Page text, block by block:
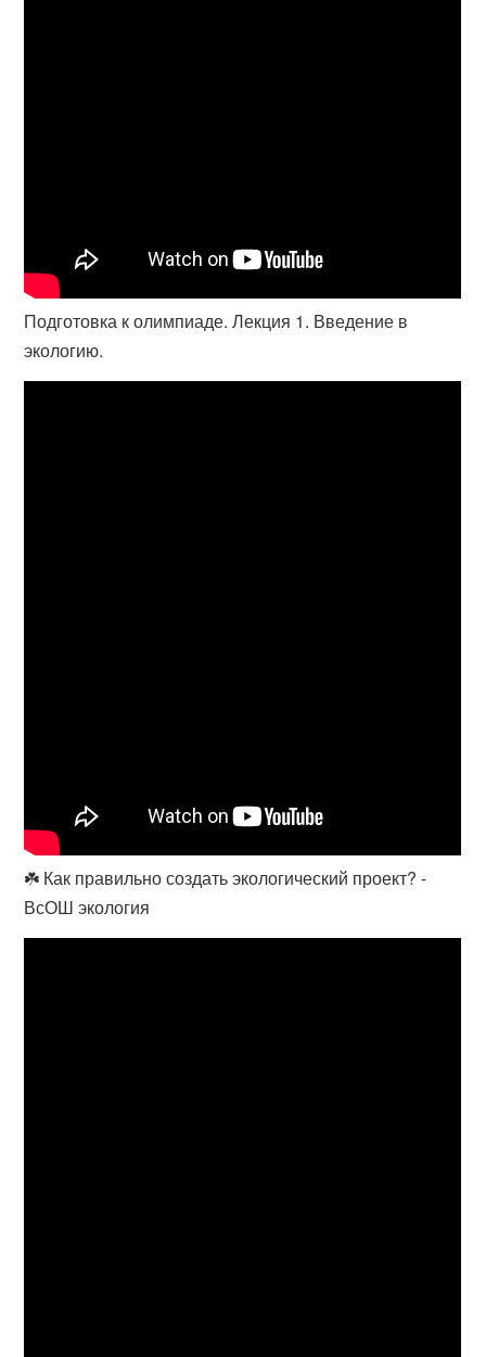
Подготовка к олимпиаде. Лекция 1. Введение в
экологию.
☘️ Как правильно создать экологический проект? -
ВсОШ экология